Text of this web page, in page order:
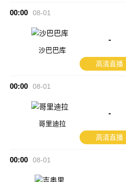
00:00 08-01
沙巴巴库
-
高清直播
00:00 08-01
哥里迪拉
-
高清直播
00:00 08-01